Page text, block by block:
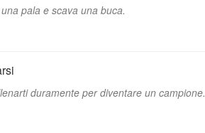
pala e scava una buca.
duramente per diventare un campione.